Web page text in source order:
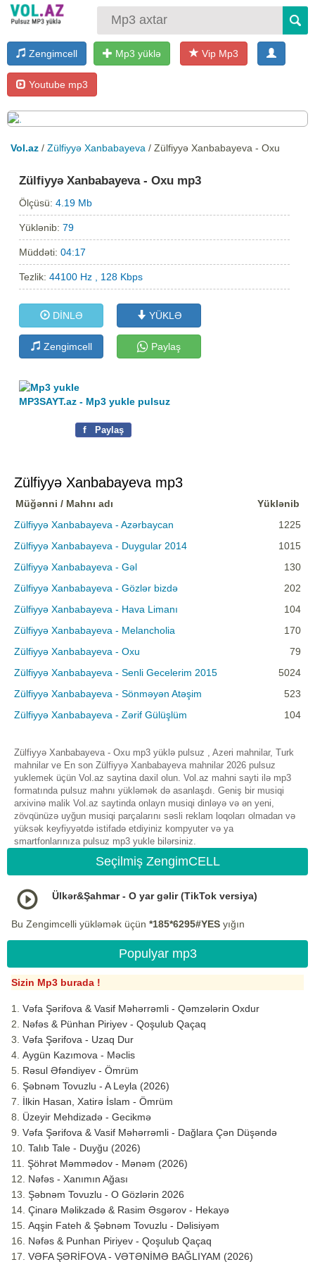
Zengimcell Mp3 yüklə Vip Mp3
Youtube mp3
Vol.az / Zülfiyyə Xanbabayeva / Zülfiyyə Xanbabayeva - Oxu
Zülfiyyə Xanbabayeva - Oxu mp3
Ölçüsü:4.19 Mb
Yüklənib:79
Müddəti:04:17
Tezlik:44100 Hz , 128 Kbps
DİNLƏ YÜKLƏ
Zengimcell Paylaş
MP3SAYT.az - Mp3 yukle pulsuz
f Paylaş
Zülfiyyə Xanbabayeva mp3
Müğənni / Mahnı adı
Yüklənib
Zülfiyyə Xanbabayeva - Azərbaycan
1225
Zülfiyyə Xanbabayeva - Duygular 2014
1015
Zülfiyyə Xanbabayeva - Gəl
130
Zülfiyyə Xanbabayeva - Gözlər bizdə
202
Zülfiyyə Xanbabayeva - Hava Limanı
104
Zülfiyyə Xanbabayeva - Melancholia
170
Zülfiyyə Xanbabayeva - Oxu
79
Zülfiyyə Xanbabayeva - Senli Gecelerim 2015
5024
Zülfiyyə Xanbabayeva - Sönməyən Atəşim
523
Zülfiyyə Xanbabayeva - Zərif Gülüşlüm
104
Zülfiyyə Xanbabayeva - Oxu mp3 yüklə pulsuz , Azeri mahnilar, Turk
mahnilar ve En son Zülfiyyə Xanbabayeva mahnilar 2026 pulsuz
yuklemek üçün Vol.az saytina daxil olun. Vol.az mahni sayti ilə mp3
formatında pulsuz mahnı yükləmək də asanlaşdı. Geniş bir musiqi
arxivinə malik Vol.az saytinda onlayn musiqi dinləyə və ən yeni,
zövqünüzə uyğun musiqi parçalarını səsli reklam loqoları olmadan və
yüksək keyfiyyətdə istifadə etdiyiniz kompyuter və ya
smartfonlarınıza pulsuz mp3 yukle bilərsiniz.
Seçilmiş ZengimCELL
Ülkər&Şahmar - O yar gəlir (TikTok versiya)
Bu Zengimcelli yükləmək üçün *185*6295#YES yığın
Populyar mp3
Sizin Mp3 burada !
Vəfa Şərifova & Vasif Məhərrəmli - Qəmzələrin Oxdur
Nəfəs & Pünhan Piriyev - Qoşulub Qaçaq
Vəfa Şərifova - Uzaq Dur
Aygün Kazımova - Məclis
Rəsul Əfəndiyev - Ömrüm
Şəbnəm Tovuzlu - A Leyla (2026)
İlkin Hasan, Xatirə İslam - Ömrüm
Üzeyir Mehdizadə - Gecikmə
Vəfa Şərifova & Vasif Məhərrəmli - Dağlara Çən Düşəndə
Talıb Tale - Duyğu (2026)
Şöhrət Məmmədov - Mənəm (2026)
Nəfəs - Xanımın Ağası
Şəbnəm Tovuzlu - O Gözlərin 2026
Çinarə Məlikzadə & Rasim Əsgərov - Hekayə
Aqşin Fateh & Şəbnəm Tovuzlu - Dəlisiyəm
Nəfəs & Punhan Piriyev - Qoşulub Qaçaq
VƏFA ŞƏRİFOVA - VƏTƏNİMƏ BAĞLIYAM (2026)